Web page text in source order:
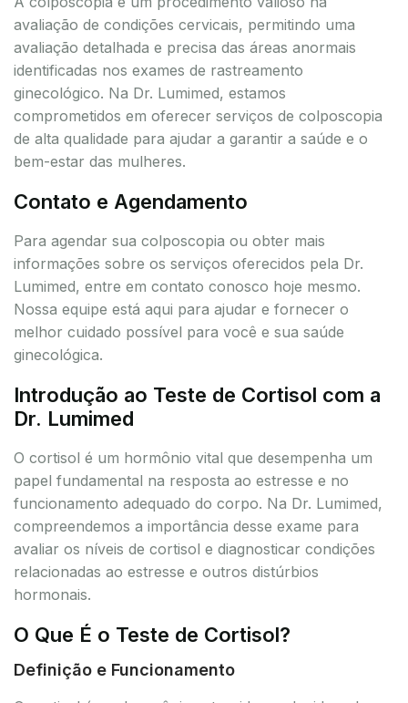
avaliação de condições cervicais, permitindo uma
avaliação detalhada e precisa das áreas anormais
identificadas nos exames de rastreamento
ginecológico. Na Dr. Lumimed, estamos
comprometidos em oferecer serviços de colposcopia
de alta qualidade para ajudar a garantir a saúde e o
bem-estar das mulheres.
Contato e Agendamento
Para agendar sua colposcopia ou obter mais
informações sobre os serviços oferecidos pela Dr.
Lumimed, entre em contato conosco hoje mesmo.
Nossa equipe está aqui para ajudar e fornecer o
melhor cuidado possível para você e sua saúde
ginecológica.
Introdução ao Teste de Cortisol com a
Dr. Lumimed
O cortisol é um hormônio vital que desempenha um
papel fundamental na resposta ao estresse e no
funcionamento adequado do corpo. Na Dr. Lumimed,
compreendemos a importância desse exame para
avaliar os níveis de cortisol e diagnosticar condições
relacionadas ao estresse e outros distúrbios
hormonais.
O Que É o Teste de Cortisol?
Definição e Funcionamento